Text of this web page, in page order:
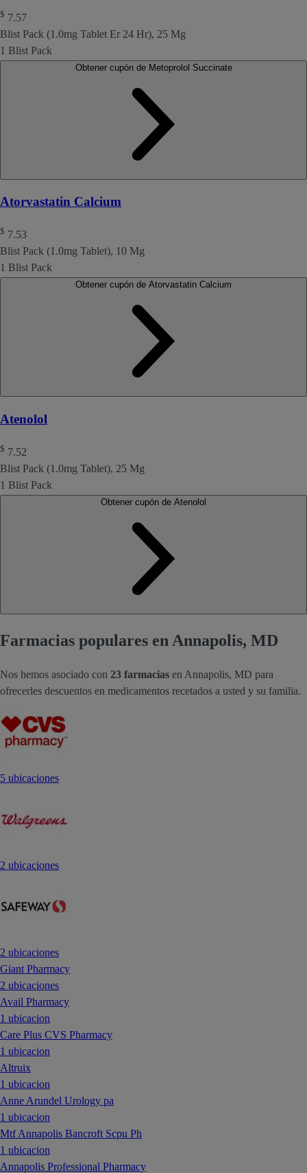
$ 7.57
Blist Pack (1.0mg Tablet Er 24 Hr), 25 Mg
1 Blist Pack
Obtener cupón de Metoprolol Succinate
Atorvastatin Calcium
$ 7.53
Blist Pack (1.0mg Tablet), 10 Mg
1 Blist Pack
Atenolol
$ 7.52
Blist Pack (1.0mg Tablet), 25 Mg
1 Blist Pack
Farmacias populares en Annapolis, MD
Nos hemos asociado con 23 farmacias en Annapolis, MD para
ofrecerles descuentos en medicamentos recetados a usted y su familia.
5 ubicaciones
2 ubicaciones
2 ubicaciones
Giant Pharmacy
2 ubicaciones
Avail Pharmacy
1 ubicacion
Care Plus CVS Pharmacy
1 ubicacion
Altruix
1 ubicacion
Anne Arundel Urology pa
1 ubicacion
Mtf Annapolis Bancroft Scpu Ph
1 ubicacion
Annapolis Professional Pharmacy